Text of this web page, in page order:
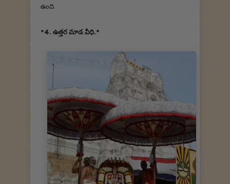
ఉంది.
*4. ఉత్తర మాడ వీధి.*